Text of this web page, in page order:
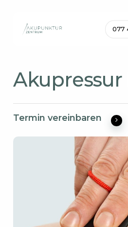
077
Akupressur
Termin vereinbaren